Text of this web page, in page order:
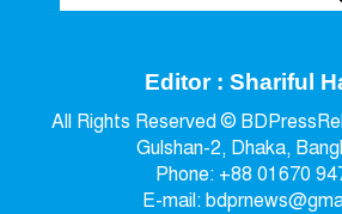
Editor : Shariful
All Rights Reserved ©
Gulshan-2, Dhaka,
Phone: +88 01670
E-mail: